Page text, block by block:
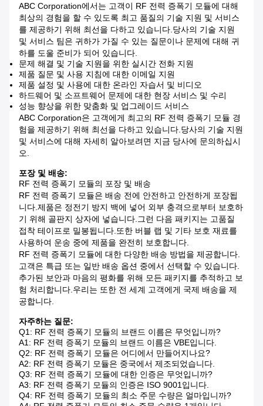
ABC Corporation에서는 고객이 RF 전력 증폭기 모듈에 대해
최상의 경험을 할 수 있도록 최고 품질의 기술 지원 및 서비스
를 제공하기 위해 최선을 다하고 있습니다.당사의 기술 지원
및 서비스 팀은 귀하가 가질 수 있는 질문이나 문제에 대해 귀
하를 도울 준비가 되어 있습니다.
문제 해결 및 기술 지원을 위한 실시간 전화 지원
제품 질문 및 사용 지침에 대한 이메일 지원
제품 설정 및 사용에 대한 온라인 자습서 및 비디오
하드웨어 및 소프트웨어 문제에 대한 현장 서비스 및 수리
성능 향상을 위한 맞춤화 및 업그레이드 서비스
ABC Corporation은 고객에게 최고의 RF 전력 증폭기 모듈 경
험을 제공하기 위해 최선을 다하고 있습니다.당사의 기술 지원
및 서비스에 대해 자세히 알아보려면 지금 당사에 문의하십시
오.
포장 및 배송:
RF 전력 증폭기 모듈의 포장 및 배송
RF 전력 증폭기 모듈은 배송 전에 안전하고 안전하게 포장됩
니다.제품은 정전기 방지 백에 넣어 외부 충격으로부터 보호하
기 위해 골판지 상자에 넣습니다.그런 다음 패키지는 고품질
접착 테이프로 밀봉됩니다.또한 버블 랩 및 기타 보호 재료를
사용하여 운송 중에 제품을 완전히 보호합니다.
RF 전력 증폭기 모듈에 대한 다양한 배송 방법을 제공합니다.
고객은 특급 또는 일반 배송 옵션 중에서 선택할 수 있습니다.
추가된 보안과 마음의 평화를 위해 모든 패키지를 추적하고 보
험 처리합니다.우리는 또한 전 세계 고객에게 국제 배송을 제
공합니다.
자주하는 질문:
Q1: RF 전력 증폭기 모듈의 브랜드 이름은 무엇입니까?
A1: RF 전력 증폭기 모듈의 브랜드 이름은 VBE입니다.
Q2: RF 전력 증폭기 모듈은 어디에서 만들어지나요?
A2: RF 전력 증폭기 모듈은 중국에서 제조되었습니다.
Q3: RF 전력 증폭기 모듈에 대한 인증은 무엇입니까?
A3: RF 전력 증폭기 모듈의 인증은 ISO 9001입니다.
Q4: RF 전력 증폭기 모듈의 최소 주문 수량은 얼마입니까?